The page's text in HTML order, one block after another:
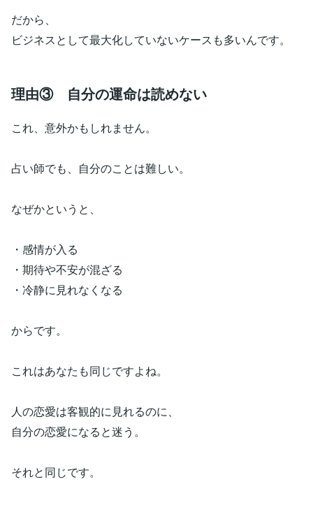
だから、
ビジネスとして最大化していないケースも多いんです。
理由③ 自分の運命は読めない
これ、意外かもしれません。
占い師でも、自分のことは難しい。
なぜかというと、
・感情が入る
・期待や不安が混ざる
・冷静に見れなくなる
からです。
これはあなたも同じですよね。
人の恋愛は客観的に見れるのに、
自分の恋愛になると迷う。
それと同じです。